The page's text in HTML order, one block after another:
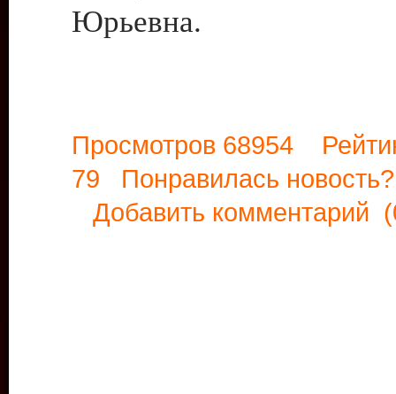
Юрьевна.
Просмотров 68954
79 Понравилась
Добавить комментарий